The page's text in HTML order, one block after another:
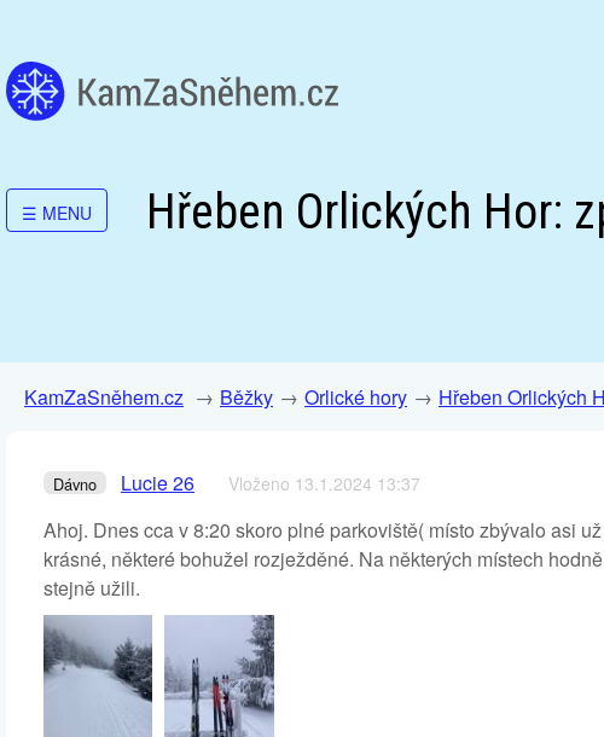
☰ MENU Hřeben Orlických Hor:
KamZaSněhem.cz Běžky Orlické hory Hřeben Orlických
Dávno Lucie 26 Vloženo 13.1.2024 13:37
Ahoj. Dnes cca v 8:20 skoro plné parkoviště( místo zbývalo asi
krásné, některé bohužel rozježděné. Na některých místech
stejně užili.